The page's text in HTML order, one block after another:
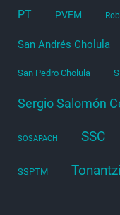
PT PVEM
San Andrés Cholula
San Pedro Cholula
Sergio Salomón
SOSAPACH SSC
SSPTM